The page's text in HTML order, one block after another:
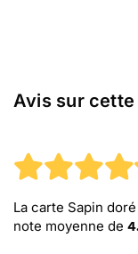
Avis sur
La carte Sapin
note moyenne de